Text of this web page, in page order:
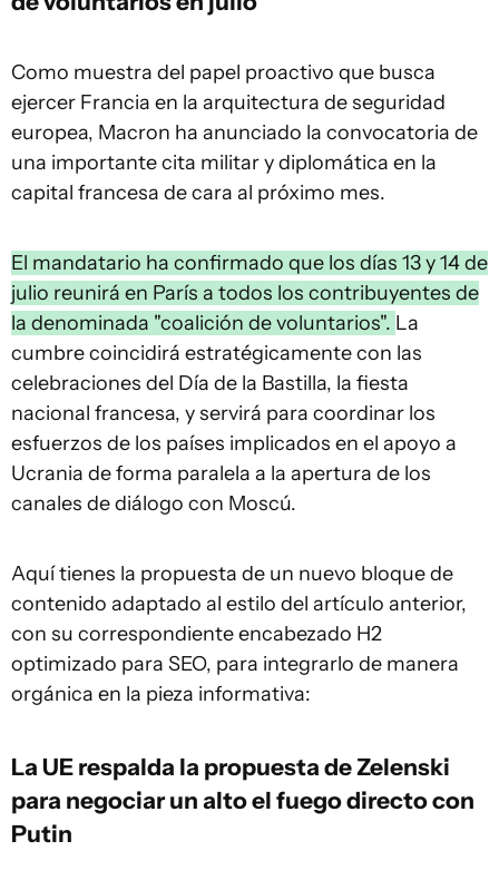
Como muestra del papel proactivo que busca
ejercer Francia en la arquitectura de seguridad
europea, Macron ha anunciado la convocatoria de
una importante cita militar y diplomática en la
capital francesa de cara al próximo mes.
El mandatario ha confirmado que los días 13 y 14 de
julio reunirá en París a todos los contribuyentes de
la denominada "coalición de voluntarios". La
cumbre coincidirá estratégicamente con las
celebraciones del Día de la Bastilla, la fiesta
nacional francesa, y servirá para coordinar los
esfuerzos de los países implicados en el apoyo a
Ucrania de forma paralela a la apertura de los
canales de diálogo con Moscú.
Aquí tienes la propuesta de un nuevo bloque de
contenido adaptado al estilo del artículo anterior,
con su correspondiente encabezado H2
optimizado para SEO, para integrarlo de manera
orgánica en la pieza informativa:
La UE respalda la propuesta de Zelenski
para negociar un alto el fuego directo con
Putin